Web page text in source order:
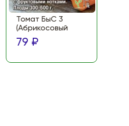
Томат БыС 3
(Абрикосовый
79 ₽